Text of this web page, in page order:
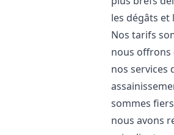
les dégâts
Nos tarifs
nous offrons
nos services
sommes
nous avons